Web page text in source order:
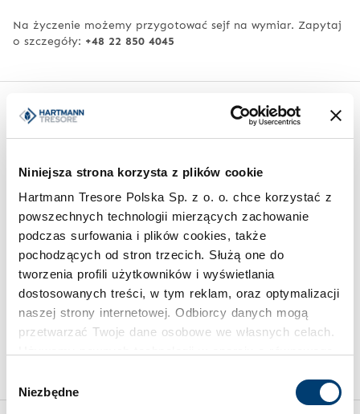
Niniejsza strona korzysta z plików cookie
Hartmann Tresore Polska Sp. z o. o. chce korzystać z
powszechnych technologii mierzących zachowanie
podczas surfowania i plików cookies, także
pochodzących od stron trzecich. Służą one do
tworzenia profili użytkowników i wyświetlania
dostosowanych treści, w tym reklam, oraz optymalizacji
naszej strony internetowej. Odbiorcy danych mogą
przetwarzać Twoje dane osobowe we własnych celach.
zgody
Niezbędne
Na życzenie możemy przygotować sejf na wymiar. Zapytaj
o szczegóły: +48 22 850 4045
Podobne produkty z innych serii
SZAFY PANCERNE
Sejf antywłamaniowy PDE
1576
SEJFY WRZUTOWE
Sejf szufladowy HTDPII
2000-03